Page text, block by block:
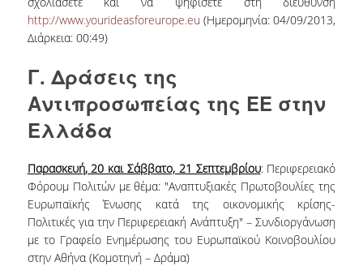
http://www.yourideasforeurope.eu (Ημερομηνία: 04/09/2013,
Διάρκεια: 00:49)
Γ. Δράσεις της
Αντιπροσωπείας της ΕΕ στην
Ελλάδα
Παρασκευή, 20 και Σάββατο, 21 Σεπτεμβρίου: Περιφερειακό
Φόρουμ Πολιτών με θέμα: "Αναπτυξιακές Πρωτοβουλίες της
Ευρωπαϊκής Ένωσης κατά της οικονομικής κρίσης-
Πολιτικές για την Περιφερειακή Ανάπτυξη" – Συνδιοργάνωση
με το Γραφείο Ενημέρωσης του Ευρωπαϊκού Κοινοβουλίου
στην Αθήνα (Κομοτηνή – Δράμα)